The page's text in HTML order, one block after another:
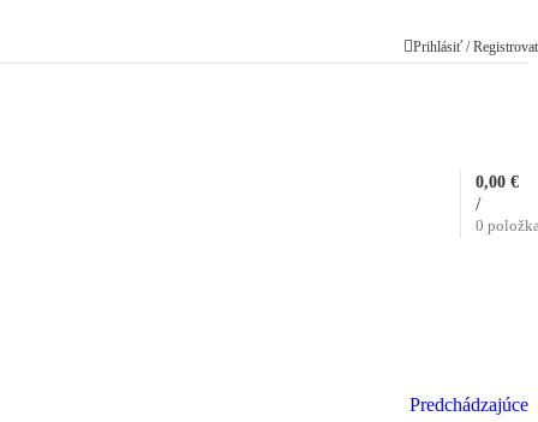
Prihlásiť /
0
/
0,00 €
Predchádzajúce